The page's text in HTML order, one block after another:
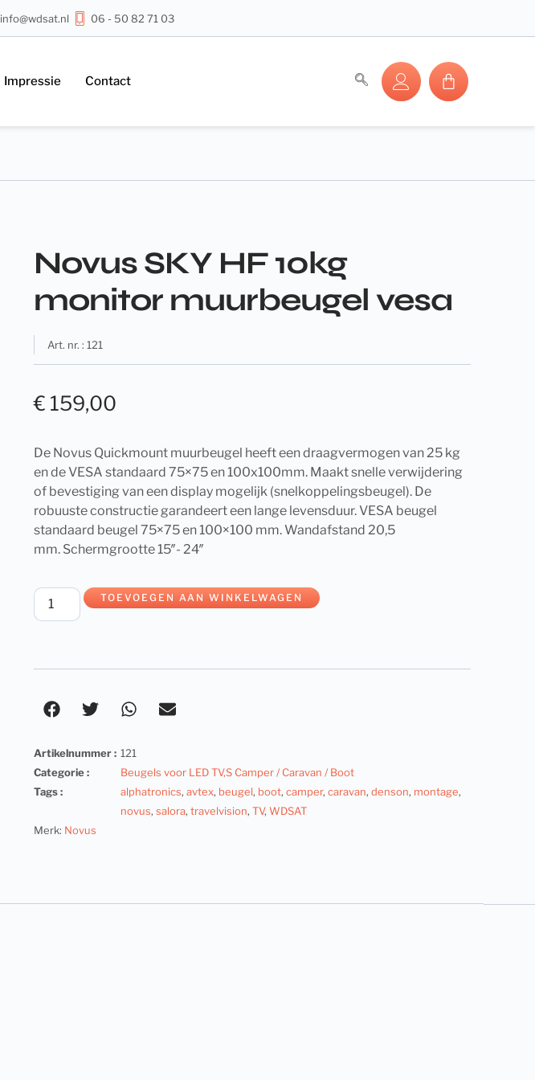
info@wdsat.nl 06 - 50 82 71 03
Impressie Contact
Novus SKY HF 10kg
monitor muurbeugel vesa
Art. nr. : 121
€ 159,00
De Novus Quickmount muurbeugel heeft een draagvermogen van 25 kg
en de VESA standaard 75×75 en 100x100mm. Maakt snelle verwijdering
of bevestiging van een display mogelijk (snelkoppelingsbeugel). De
robuuste constructie garandeert een lange levensduur. VESA beugel
standaard beugel 75×75 en 100×100 mm. Wandafstand 20,5
mm. Schermgrootte 15″- 24″
TOEVOEGEN AAN WINKELWAGEN
Artikelnummer : 121
Categorie :
Beugels voor LED TV,S Camper / Caravan / Boot
Tags :
alphatronics, avtex, beugel, boot, camper, caravan, denson, montage,
novus, salora, travelvision, TV, WDSAT
Merk: Novus